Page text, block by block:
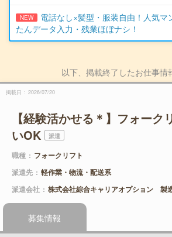
NEW
電話なし×髪型・服装自由！人気マ
たんデータ入力・残業ほぼナシ！
以下、掲載終了したお仕事情
掲載日 2026/07/20
【経験活かせる＊】フォーク
いOK
派遣
職種
フォークリフト
派遣先
軽作業・物流・配送系
派遣会社
株式会社綜合キャリアオプション 製
募集情報